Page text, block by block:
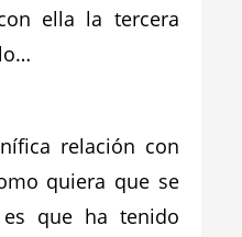
ella la tercera
relación con
quiera que se
que ha tenido